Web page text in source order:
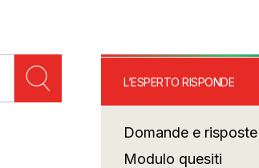
L’ESPERTO RISPONDE
Domande e risposte
Modulo quesiti